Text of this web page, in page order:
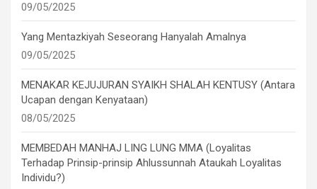
09/05/2025
Yang Mentazkiyah Seseorang Hanyalah Amalnya
09/05/2025
MENAKAR KEJUJURAN SYAIKH SHALAH KENTUSY (Antara
Ucapan dengan Kenyataan)
08/05/2025
MEMBEDAH MANHAJ LING LUNG MMA (Loyalitas
Terhadap Prinsip-prinsip Ahlussunnah Ataukah Loyalitas
Individu?)